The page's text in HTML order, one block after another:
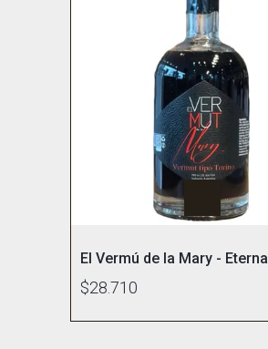
El Vermú de la Mary -
$28.710